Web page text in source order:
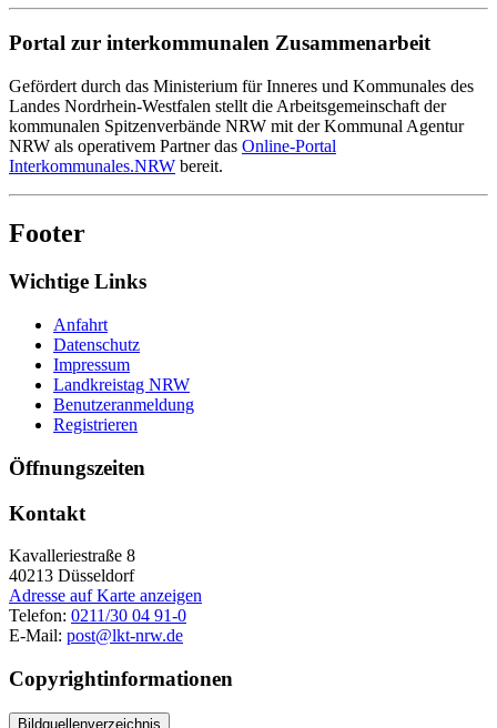
Portal zur interkommunalen Zusammenarbeit
Gefördert durch das Ministerium für Inneres und Kommunales des
Landes Nordrhein-Westfalen stellt die Arbeitsgemeinschaft der
kommunalen Spitzenverbände NRW mit der Kommunal Agentur
NRW als operativem Partner das Online-Portal
Interkommunales.NRW bereit.
Footer
Wichtige Links
Anfahrt
Datenschutz
Impressum
Landkreistag NRW
Benutzeranmeldung
Registrieren
Öffnungszeiten
Kontakt
Kavalleriestraße 8
40213 Düsseldorf
Adresse auf Karte anzeigen
Telefon: 0211/30 04 91-0
E-Mail: post@lkt-nrw.de
Copyrightinformationen
Bildquellenverzeichnis